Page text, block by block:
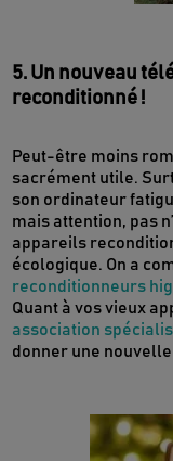
5. Un nouveau
reconditionné !
Peut-être moins
sacrément utile.
son ordinateur
mais attention, pas
appareils
écologique. On a
reconditionneurs
Quant à vos vieux
association
donner une